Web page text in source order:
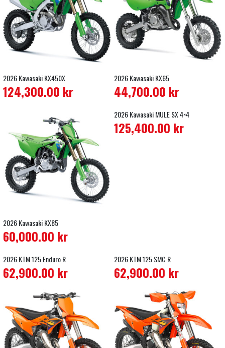
2026 Kawasaki KX450X
124,300.00 kr
2026 Kawasaki KX65
44,700.00 kr
2026 Kawasaki KX85
60,000.00 kr
2026 Kawasaki MULE SX 4×4
125,400.00 kr
2026 KTM 125 Enduro R
62,900.00 kr
2026 KTM 125 SMC R
62,900.00 kr